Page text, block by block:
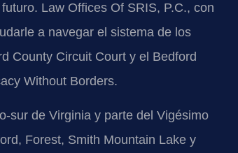
Law Offices Of SRIS, P.C., con
a navegar el sistema de los
County Circuit Court y el Bedford
Without Borders.
sur de Virginia y parte del Vigésimo
Forest, Smith Mountain Lake y